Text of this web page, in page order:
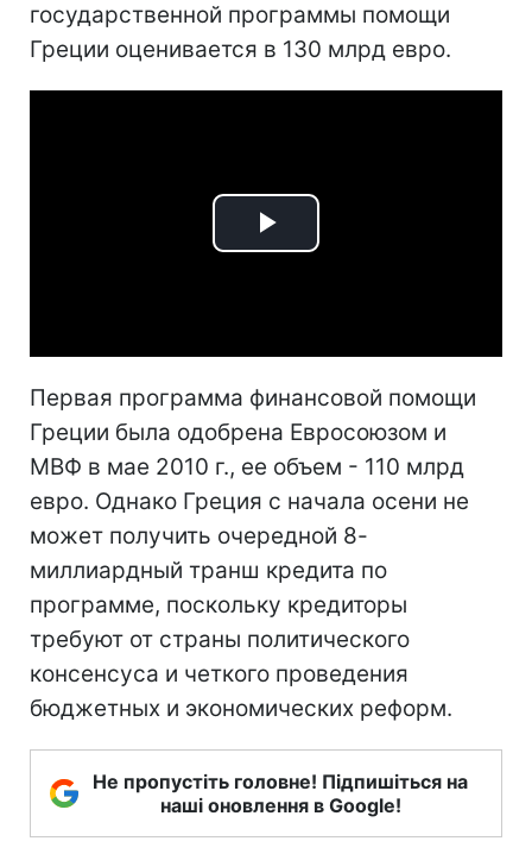
государственной программы помощи
Греции оценивается в 130 млрд евро.
Play
Первая программа финансовой помощи
Греции была одобрена Евросоюзом и
МВФ в мае 2010 г., ее объем - 110 млрд
евро. Однако Греция с начала осени не
может получить очередной 8-
миллиардный транш кредита по
программе, поскольку кредиторы
требуют от страны политического
консенсуса и четкого проведения
бюджетных и экономических реформ.
Не пропустіть головне! Підпишіться на
наші оновлення в Google!